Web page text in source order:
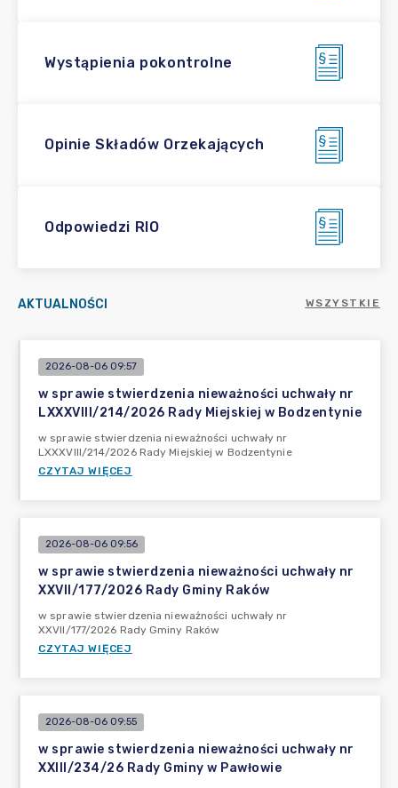
Wystąpienia pokontrolne
Opinie Składów Orzekających
Odpowiedzi RIO
AKTUALNOŚCI WSZYSTKIE
2026-08-06 09:57
w sprawie stwierdzenia nieważności uchwały nr
LXXXVIII/214/2026 Rady Miejskiej w Bodzentynie
w sprawie stwierdzenia nieważności uchwały nr
LXXXVIII/214/2026 Rady Miejskiej w Bodzentynie
CZYTAJ WIĘCEJ
2026-08-06 09:56
w sprawie stwierdzenia nieważności uchwały nr
XXVII/177/2026 Rady Gminy Raków
w sprawie stwierdzenia nieważności uchwały nr
XXVII/177/2026 Rady Gminy Raków
CZYTAJ WIĘCEJ
2026-08-06 09:55
w sprawie stwierdzenia nieważności uchwały nr
XXIII/234/26 Rady Gminy w Pawłowie